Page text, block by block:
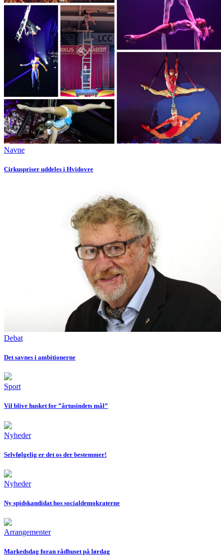
Navne
Cirkuspriser uddeles i Hvidovre
Debat
Det savnes i ambitionerne
Sport
Vil blive husket for ”årtusindets mål”
Nyheder
Selvfølgelig er det os der bestemmer!
Nyheder
Ny spidskandidat hos socialdemokraterne
Arrangementer
Markedsdag foran rådhuset på lørdag